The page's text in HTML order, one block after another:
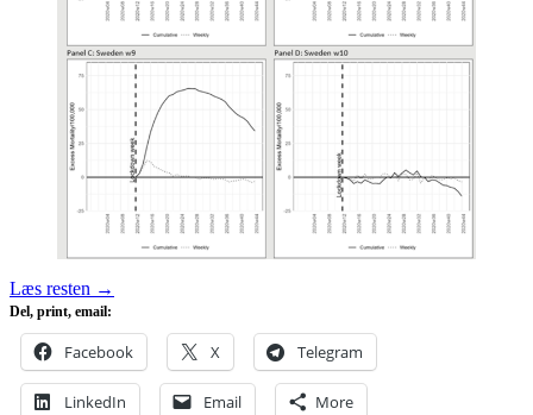
Læs resten →
Del, print, email:
Facebook X Telegram
LinkedIn Email More